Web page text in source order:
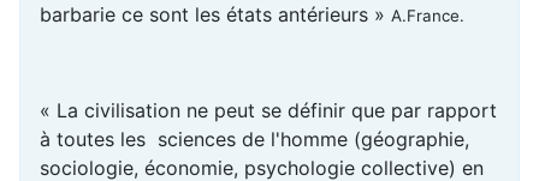
barbarie ce sont les états antérieurs » A.France.
« La civilisation ne peut se définir que par rapport
à toutes les sciences de l'homme (géographie,
sociologie, économie, psychologie collective) en